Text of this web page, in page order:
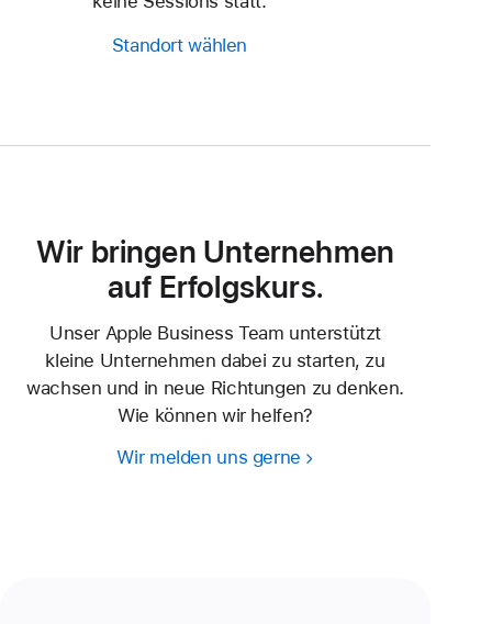
Standort wählen
Wir bringen Unternehmen
auf Erfolgskurs.
Unser Apple Business Team unterstützt
kleine Unternehmen dabei zu starten, zu
wachsen und in neue Richtungen zu denken.
Wie können wir helfen?
Wir melden uns gerne